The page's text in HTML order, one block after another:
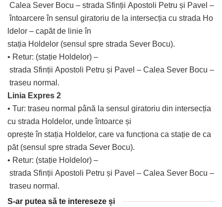
Calea Sever Bocu – strada Sfinții Apostoli Petru și Pavel –
întoarcere în sensul giratoriu de la intersecția cu strada Ho
ldelor – capăt de linie în
stația Holdelor (sensul spre strada Sever Bocu).
• Retur: (stație Holdelor) –
strada Sfinții Apostoli Petru și Pavel – Calea Sever Bocu –
traseu normal.
Linia Expres 2
• Tur: traseu normal până la sensul giratoriu din intersecția
cu strada Holdelor, unde întoarce și
oprește în stația Holdelor, care va funcționa ca stație de ca
păt (sensul spre strada Sever Bocu).
• Retur: (stație Holdelor) –
strada Sfinții Apostoli Petru și Pavel – Calea Sever Bocu –
traseu normal.
S-ar putea să te intereseze și